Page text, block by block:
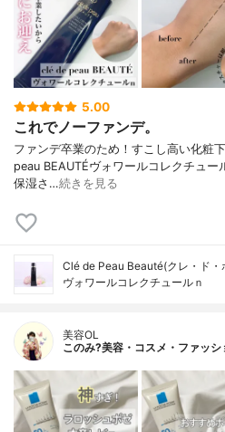
5.00
これでノーファンデ。
ファンデ卒業のため！すこし高い化
peau BEAUTÉヴォワールコレクチュ
保湿さ…続きを見る
Clé de Peau Beauté(クレ・ド・
ヴォワールコレクチュールｎ
美容OL
このみ?美容・コスメ・ファッシ